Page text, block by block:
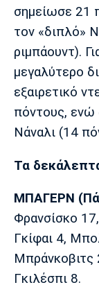
Παρασκήνιο
Ίντερ
σημείωσε 21
τον «διπλό»
ριμπάουντ).
μεγαλύτερο
εξαιρετικό
πόντους, ενώ
Νάναλι (14
Τα
ΜΠΑΓΕΡΝ
Φρανσίσκο
Γκίφαι 4,
Μπράνκοβιτς
Γκιλέσπι 8.